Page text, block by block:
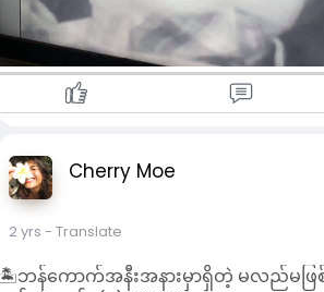
Cherry Moe
2 yrs - Translate
ဘန်ကောက်အနီးအနားမှာရှိတဲ့ မလည်မဖ